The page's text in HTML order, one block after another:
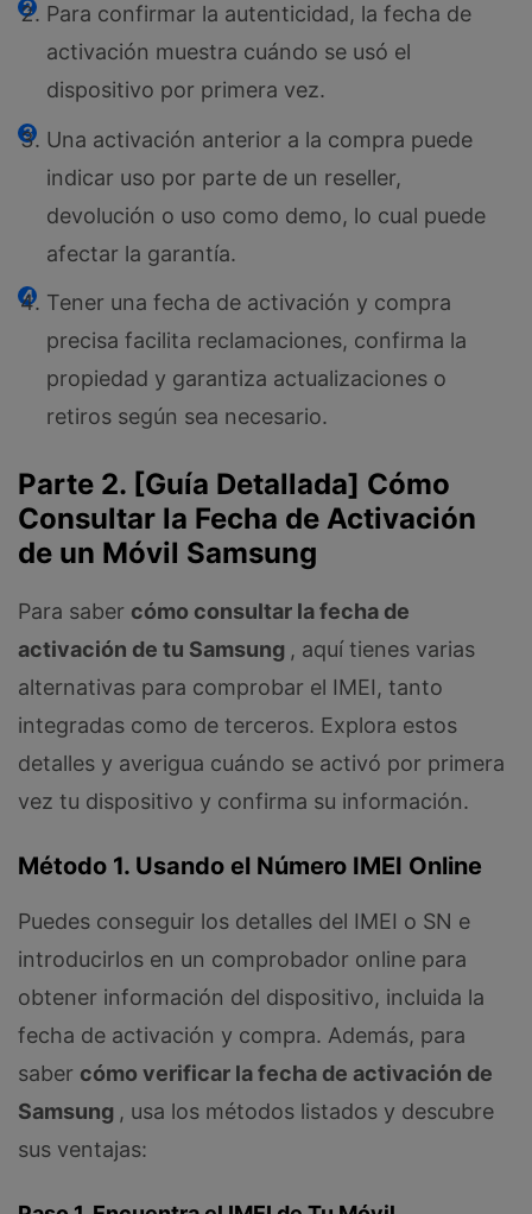
Para confirmar la autenticidad, la fecha de
activación muestra cuándo se usó el
dispositivo por primera vez.
Una activación anterior a la compra puede
indicar uso por parte de un reseller,
devolución o uso como demo, lo cual puede
afectar la garantía.
Tener una fecha de activación y compra
precisa facilita reclamaciones, confirma la
propiedad y garantiza actualizaciones o
retiros según sea necesario.
Parte 2. [Guía Detallada] Cómo
Consultar la Fecha de Activación
de un Móvil Samsung
Para saber cómo consultar la fecha de
activación de tu Samsung , aquí tienes varias
alternativas para comprobar el IMEI, tanto
integradas como de terceros. Explora estos
detalles y averigua cuándo se activó por primera
vez tu dispositivo y confirma su información.
Método 1. Usando el Número IMEI Online
Puedes conseguir los detalles del IMEI o SN e
introducirlos en un comprobador online para
obtener información del dispositivo, incluida la
fecha de activación y compra. Además, para
saber cómo verificar la fecha de activación de
Samsung , usa los métodos listados y descubre
sus ventajas: